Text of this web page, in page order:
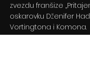
zvezdu franšize
oskarovku Dženifer
Vortingtona i Komona.